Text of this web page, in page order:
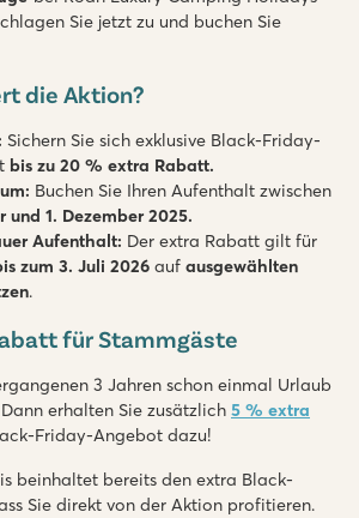
Sie jetzt zu und buchen Sie
die Aktion?
Sichern Sie sich exklusive Black-Friday-
bis zu 20 % extra Rabatt.
Buchen Sie Ihren Aufenthalt zwischen
und 1. Dezember 2025.
Aufenthalt: Der extra Rabatt gilt für
zum 3. Juli 2026 auf ausgewählten
.
für Stammgäste
3 Jahren schon einmal Urlaub
erhalten Sie zusätzlich 5 % extra
Friday-Angebot dazu!
beinhaltet bereits den extra Black-
Sie direkt von der Aktion profitieren.